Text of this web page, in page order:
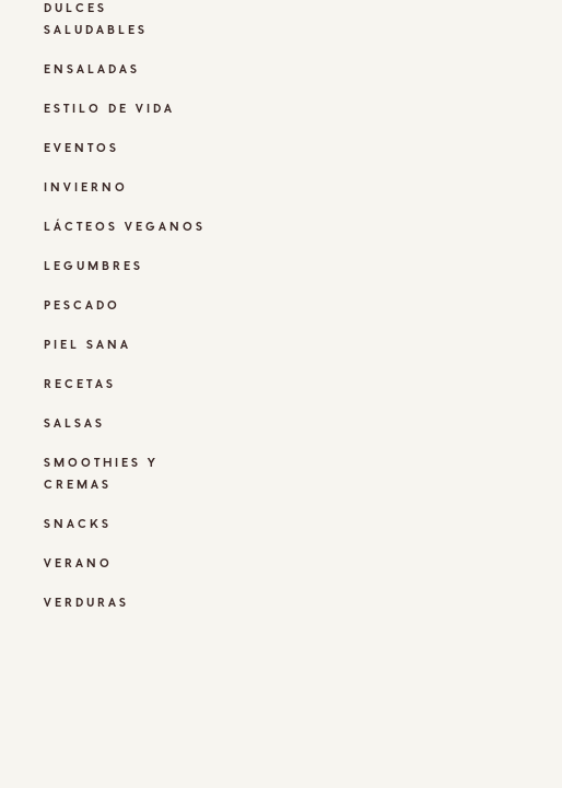
DULCES
SALUDABLES
ENSALADAS
ESTILO DE VIDA
EVENTOS
INVIERNO
LÁCTEOS VEGANOS
LEGUMBRES
PESCADO
PIEL SANA
RECETAS
SALSAS
SMOOTHIES Y
CREMAS
SNACKS
VERANO
VERDURAS